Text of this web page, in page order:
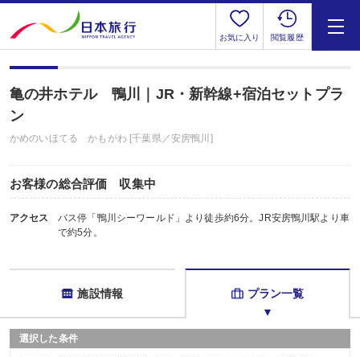
お気に入り 閲覧履歴
亀の井ホテル 鴨川｜JR・新幹線+宿泊セットプラ
ン
かめのいほてる かもがわ [千葉県／安房鴨川]
お客様の総合評価 収集中
アクセス
バス停「鴨川シーワールド」より徒歩約6分。JR安房鴨川駅より車
で約5分。
施設情報 プラン一覧
選択した条件